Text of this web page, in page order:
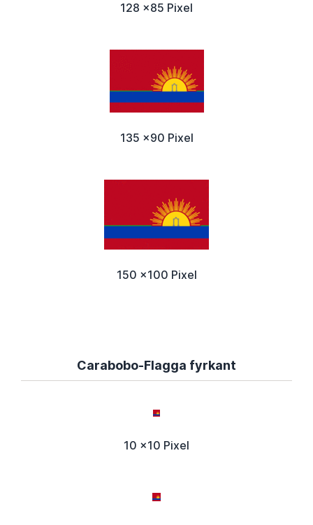
128 x85 Pixel
135 x90 Pixel
150 x100 Pixel
Carabobo-Flagga fyrkant
10 x10 Pixel